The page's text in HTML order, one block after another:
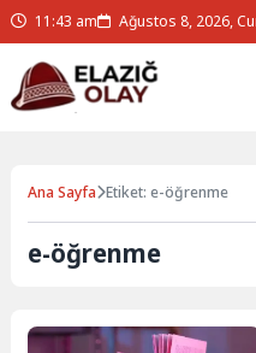
11:43 am Ağustos 8, 2026,
Ana Sayfa Etiket: e-öğrenme
e-öğrenme